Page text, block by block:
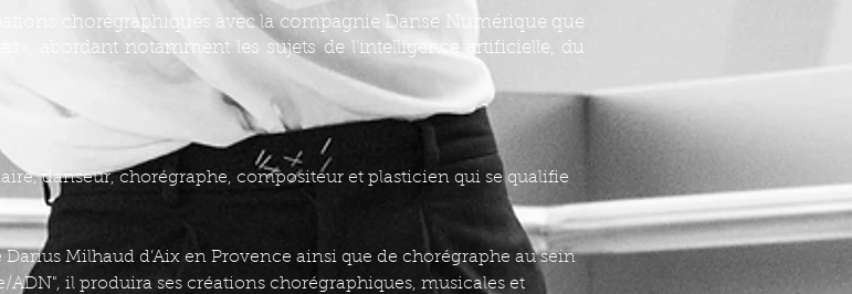
chorégraphiques avec la compagnie Danse Numérique que
abordant notamment les sujets de l’intelligence artificielle, du
danseur, chorégraphe, compositeur et plasticien qui se qualifie
Milhaud d’Aix en Provence ainsi que de chorégraphe au sein
il produira ses créations chorégraphiques, musicales et